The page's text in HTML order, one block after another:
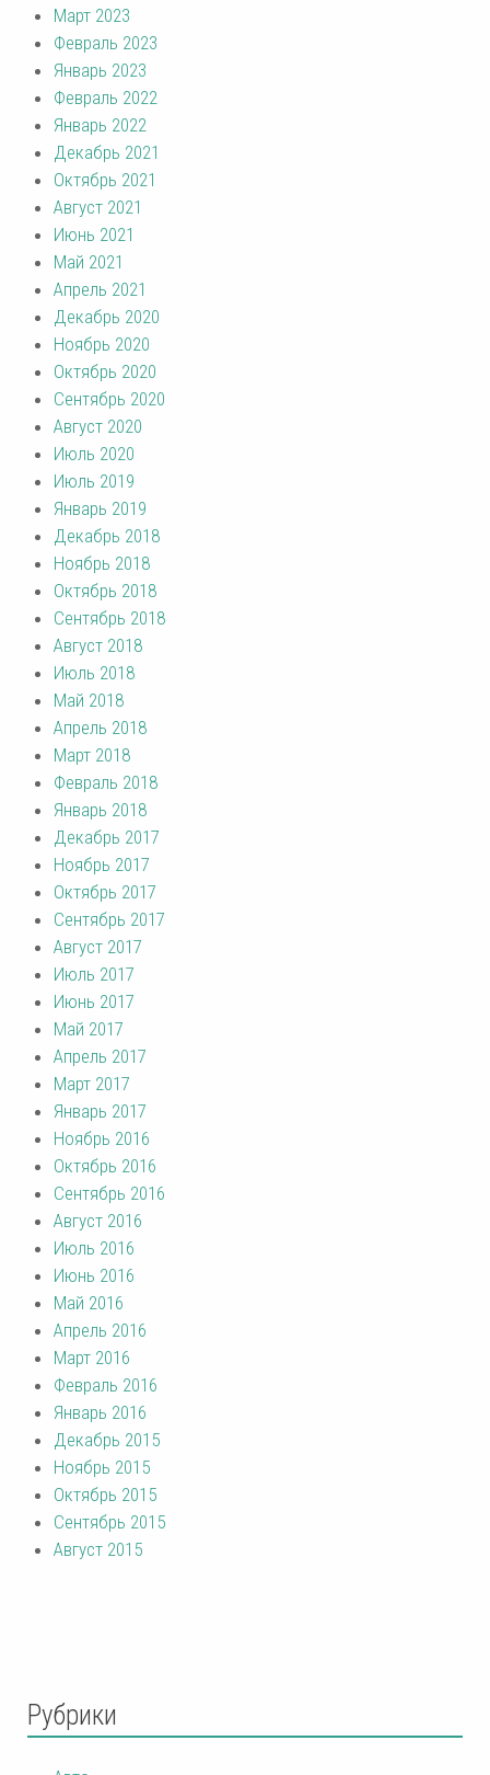
Март 2023
Февраль 2023
Январь 2023
Февраль 2022
Январь 2022
Декабрь 2021
Октябрь 2021
Август 2021
Июнь 2021
Май 2021
Апрель 2021
Декабрь 2020
Ноябрь 2020
Октябрь 2020
Сентябрь 2020
Август 2020
Июль 2020
Июль 2019
Январь 2019
Декабрь 2018
Ноябрь 2018
Октябрь 2018
Сентябрь 2018
Август 2018
Июль 2018
Май 2018
Апрель 2018
Март 2018
Февраль 2018
Январь 2018
Декабрь 2017
Ноябрь 2017
Октябрь 2017
Сентябрь 2017
Август 2017
Июль 2017
Июнь 2017
Май 2017
Апрель 2017
Март 2017
Январь 2017
Ноябрь 2016
Октябрь 2016
Сентябрь 2016
Август 2016
Июль 2016
Июнь 2016
Май 2016
Апрель 2016
Март 2016
Февраль 2016
Январь 2016
Декабрь 2015
Ноябрь 2015
Октябрь 2015
Сентябрь 2015
Август 2015
Рубрики